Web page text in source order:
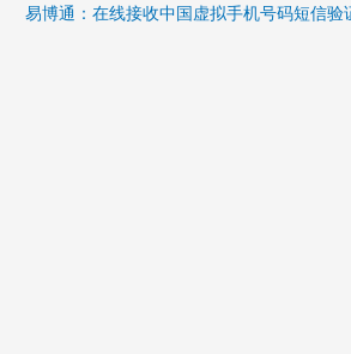
易博通：在线接收中国虚拟手机号码短信验